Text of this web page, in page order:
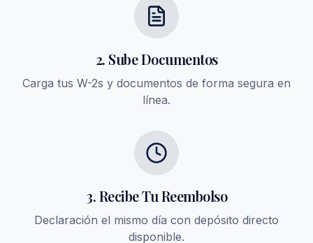
2. Sube Documentos
Carga tus W-2s y documentos de forma segura en
línea.
3. Recibe Tu Reembolso
Declaración el mismo día con depósito directo
disponible.